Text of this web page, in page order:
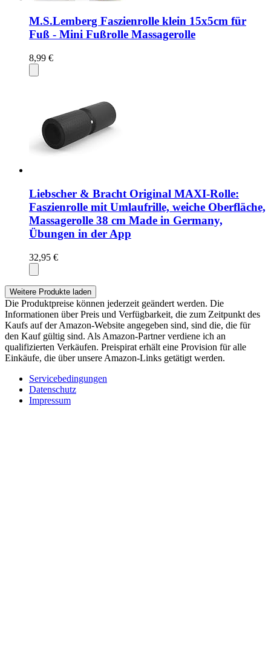
M.S.Lemberg Faszienrolle klein 15x5cm für
Fuß - Mini Fußrolle Massagerolle
8,99 €
Liebscher & Bracht Original MAXI-Rolle:
Faszienrolle mit Umlaufrille, weiche Oberfläche,
Massagerolle 38 cm Made in Germany,
Übungen in der App
32,95 €
Weitere Produkte laden
Die Produktpreise können jederzeit geändert werden. Die
Informationen über Preis und Verfügbarkeit, die zum Zeitpunkt des
Kaufs auf der Amazon-Website angegeben sind, sind die, die für
den Kauf gültig sind. Als Amazon-Partner verdiene ich an
qualifizierten Verkäufen. Preispirat erhält eine Provision für alle
Einkäufe, die über unsere Amazon-Links getätigt werden.
Servicebedingungen
Datenschutz
Impressum